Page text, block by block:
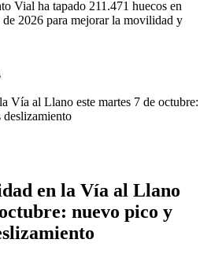
Vial ha tapado 211.471 huecos en
2026 para mejorar la movilidad y
en la Vía al Llano
nuevo pico y